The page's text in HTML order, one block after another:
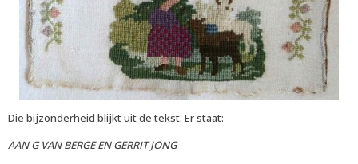
Die bijzonderheid blijkt uit de tekst. Er staat:
AAN G VAN BERGE EN GERRIT JONG